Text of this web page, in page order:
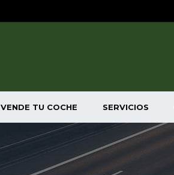
VENDE TU COCHE SERVICIOS